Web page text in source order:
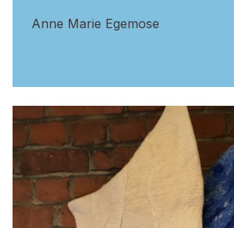
Anne Marie Egemose